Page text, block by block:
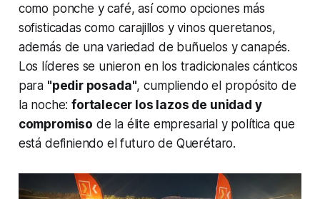
como ponche y café, así como opciones más
sofisticadas como carajillos y vinos queretanos,
además de una variedad de buñuelos y canapés.
Los líderes se unieron en los tradicionales cánticos
para "pedir posada", cumpliendo el propósito de
la noche:fortalecer los lazos de unidad y
compromiso de la élite empresarial y política que
está definiendo el futuro de Querétaro.